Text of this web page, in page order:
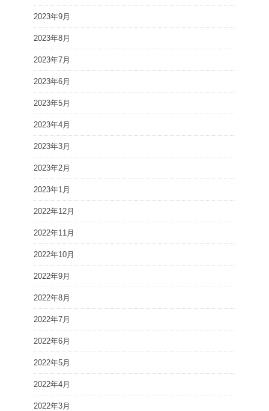
2023年9月
2023年8月
2023年7月
2023年6月
2023年5月
2023年4月
2023年3月
2023年2月
2023年1月
2022年12月
2022年11月
2022年10月
2022年9月
2022年8月
2022年7月
2022年6月
2022年5月
2022年4月
2022年3月